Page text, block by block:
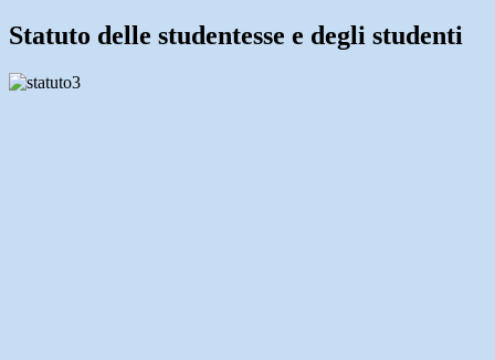
Statuto delle studentesse e degli studenti